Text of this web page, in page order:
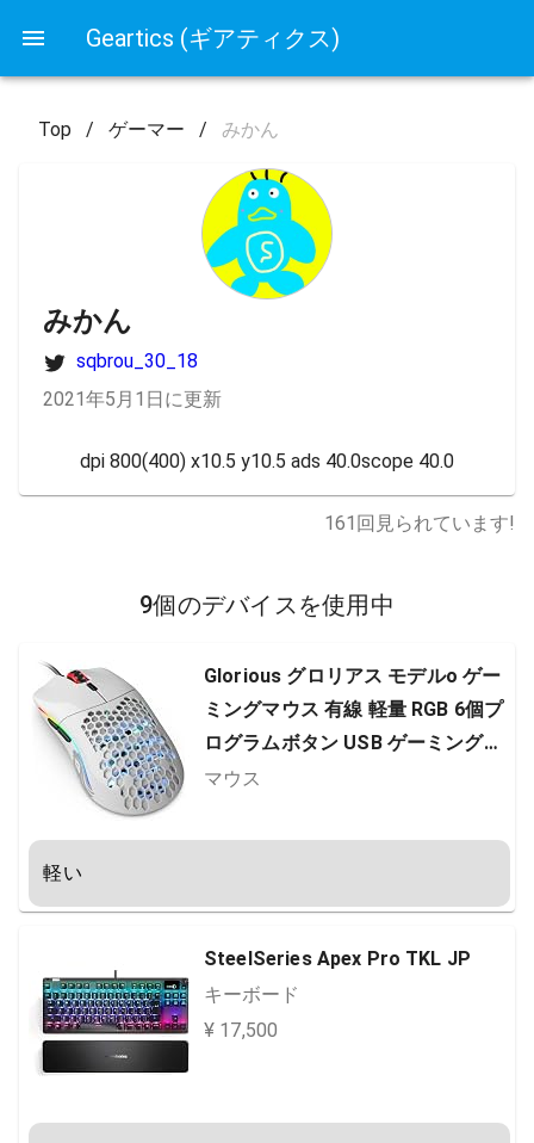
Geartics (ギアティクス)
Top / ゲーマー / みかん
みかん
sqbrou_30_18
2021年5月1日に更新
dpi 800(400) x10.5 y10.5 ads 40.0scope 40.0
161 回見られています!
9個のデバイスを使用中
Glorious グロリアス モデルo ゲー
ミングマウス 有線 軽量 RGB 6個プ
ログラムボタン USB ゲーミングマ
ウス白 国内正規品 (67g)
マウス
軽い
SteelSeries Apex Pro TKL JP
キーボード
¥ 17,500